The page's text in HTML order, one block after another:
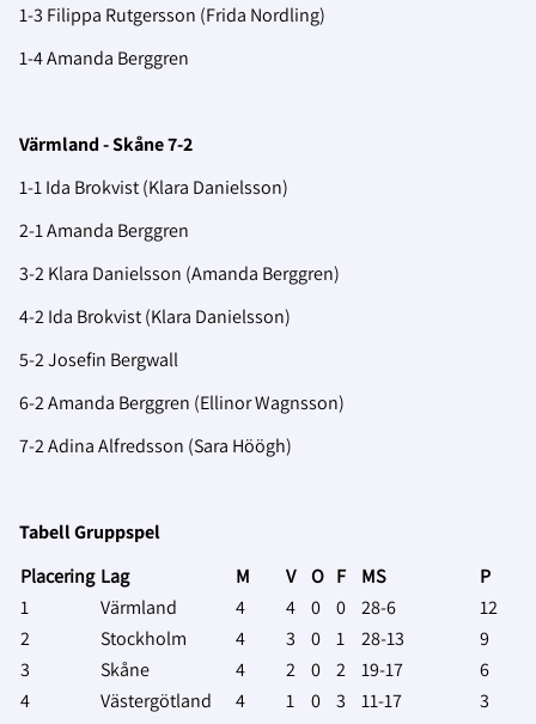
1-3 Filippa Rutgersson (Frida Nordling)
1-4 Amanda Berggren
Värmland - Skåne 7-2
1-1 Ida Brokvist (Klara Danielsson)
2-1 Amanda Berggren
3-2 Klara Danielsson (Amanda Berggren)
4-2 Ida Brokvist (Klara Danielsson)
5-2 Josefin Bergwall
6-2 Amanda Berggren (Ellinor Wagnsson)
7-2 Adina Alfredsson (Sara Höögh)
Tabell Gruppspel
Placering Lag M V O F MS
P
1
Värmland 4 4 0 0 28-6
12
2
Stockholm 4 3 0 1 28-13
9
3
Skåne 4 2 0 2 19-17
6
4
Västergötland 4 1 0 3 11-17
3